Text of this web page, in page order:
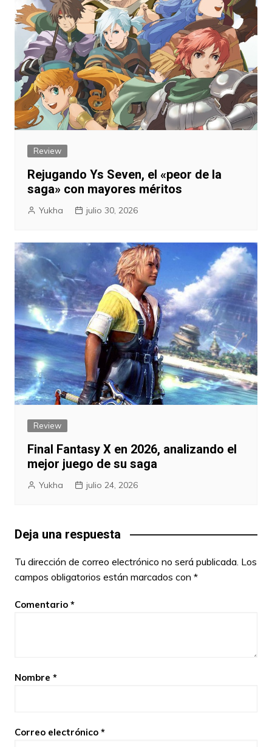
Review
Rejugando Ys Seven, el «peor de la
saga» con mayores méritos
Yukha julio 30, 2026
Review
Final Fantasy X en 2026, analizando el
mejor juego de su saga
Yukha julio 24, 2026
Deja una respuesta
Tu dirección de correo electrónico no será publicada. Los
campos obligatorios están marcados con *
Comentario *
Nombre *
Correo electrónico *